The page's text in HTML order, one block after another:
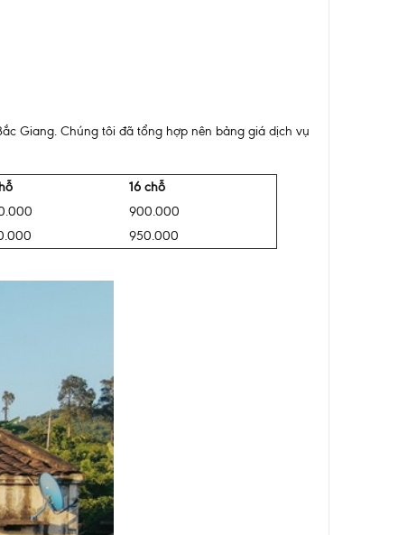
Giang. Chúng tôi đã tổng hợp nên bảng giá dịch vụ
16 chỗ
900.000
950.000